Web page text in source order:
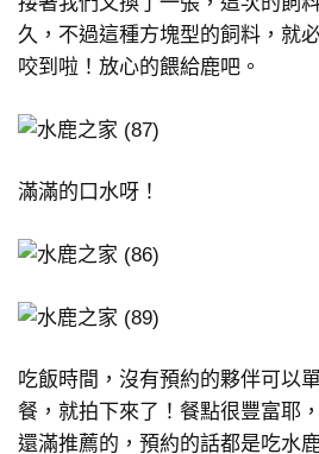
久，不過這種方塊型的飼料，就
咬到啦！放心的餵給鹿吧。
滿滿的口水呀！
吃飯時間，沒有預約的夥伴可以
餐，就拍下來了！餐點很豐富耶
還滿推薦的，預約的話都是吃水